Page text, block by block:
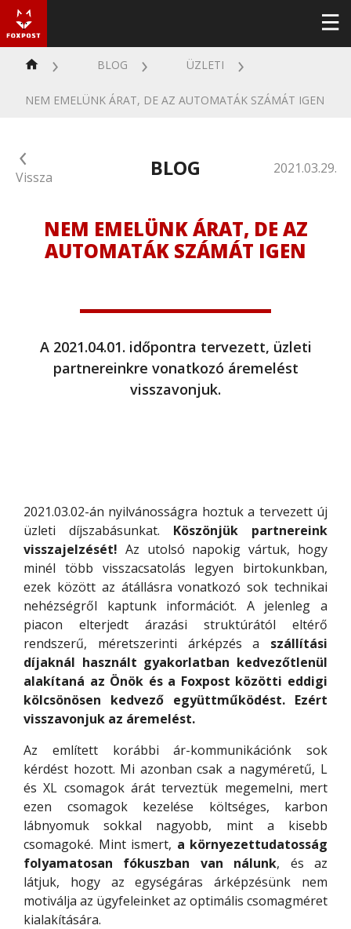
BLOG ÜZLETI
NEM EMELÜNK ÁRAT, DE AZ AUTOMATÁK SZÁMÁT IGEN
Vissza BLOG 2021.03.29.
NEM EMELÜNK ÁRAT, DE AZ
AUTOMATÁK SZÁMÁT IGEN
A 2021.04.01. időpontra tervezett, üzleti
partnereinkre vonatkozó áremelést
visszavonjuk.
2021.03.02-án nyilvánosságra hoztuk a tervezett új
üzleti díjszabásunkat. Köszönjük partnereink
visszajelzését! Az utolsó napokig vártuk, hogy
minél több visszacsatolás legyen birtokunkban,
ezek között az átállásra vonatkozó sok technikai
nehézségről kaptunk információt. A jelenleg a
piacon elterjedt árazási struktúrától eltérő
rendszerű, méretszerinti árképzés a szállítási
díjaknál használt gyakorlatban kedvezőtlenül
alakítaná az Önök és a Foxpost közötti eddigi
kölcsönösen kedvező együttműködést. Ezért
visszavonjuk az áremelést.
Az említett korábbi ár-kommunikációnk sok
kérdést hozott. Mi azonban csak a nagyméretű, L
és XL csomagok árát terveztük megemelni, mert
ezen csomagok kezelése költséges, karbon
lábnyomuk sokkal nagyobb, mint a kisebb
csomagoké. Mint ismert, a környezettudatosság
folyamatosan fókuszban van nálunk, és az
látjuk, hogy az egységáras árképzésünk nem
motiválja az ügyfeleinket az optimális csomagméret
kialakítására.